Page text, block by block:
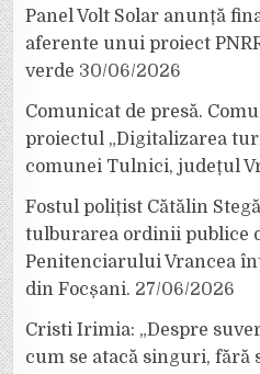
Panel Volt Solar anunță
aferente unui proiect
verde 30/06/2026
Comunicat de presă.
proiectul „Digitalizarea
comunei Tulnici, județul
Fostul polițist Cătălin
tulburarea ordinii publice
Penitenciarului Vrancea
din Focșani. 27/06/2026
Cristi Irimia: „Despre
cum se atacă singuri, fără